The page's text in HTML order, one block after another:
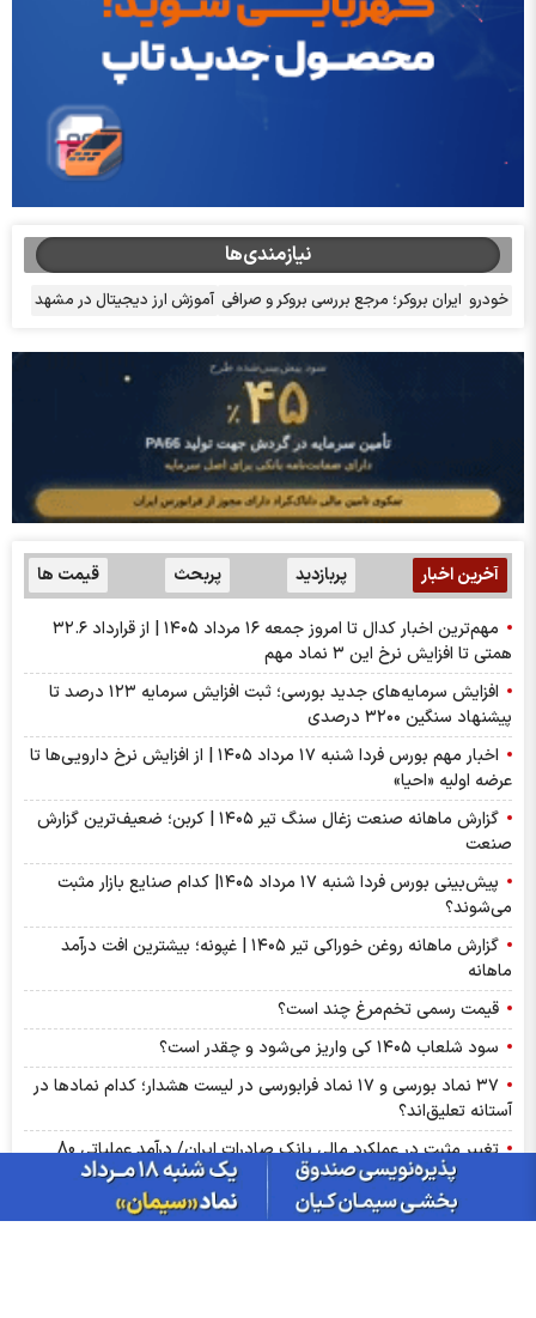
نیازمندی‌ها
خودرو ایران بروکر؛ مرجع بررسی بروکر و صرافی آموزش ارز دیجیتال در مشهد
آخرین اخبار پربازدید پربحث قیمت ها
مهم‌ترین اخبار کدال تا امروز جمعه ۱۶ مرداد ۱۴۰۵ | از قرارداد ۳۲.۶
همتی تا افزایش نرخ این ۳ نماد مهم
افزایش سرمایه‌های جدید بورسی؛ ثبت افزایش سرمایه ۱۲۳ درصد تا
پیشنهاد‌ سنگین ۳۲۰۰ درصدی
اخبار مهم بورس فردا شنبه ۱۷ مرداد ۱۴۰۵ | از افزایش نرخ دارویی‌ها تا
عرضه اولیه «احیا»
گزارش ماهانه صنعت زغال سنگ تیر ۱۴۰۵ | کربن؛ ضعیف‌ترین گزارش
صنعت
پیش‌بینی بورس فردا شنبه ۱۷ مرداد ۱۴۰۵| کدام صنایع بازار مثبت
می‌شوند؟
گزارش ماهانه روغن خوراکی تیر ۱۴۰۵ | غپونه؛ بیشترین افت درآمد
ماهانه
قیمت رسمی تخم‌مرغ چند است؟
سود شلعاب ۱۴۰۵ کی واریز می‌شود و چقدر است؟
۳۷ نماد بورسی و ۱۷ نماد فرابورسی در لیست هشدار؛ کدام نماد‌ها در
آستانه تعلیق‌اند؟
تغییر مثبت در عملکرد مالی بانک صادرات ایران/ درآمد عملیاتی 80
درصد رشد کرد
سود شبهرن ۱۴۰۵ کی واریز می‌شود و چقدر است؟